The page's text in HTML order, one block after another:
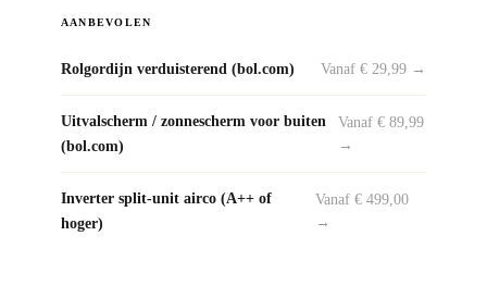
AANBEVOLEN
Rolgordijn verduisterend (bol.com) Vanaf € 29,99 →
Uitvalscherm / zonnescherm voor buiten
(bol.com)
Vanaf € 89,99
→
Inverter split-unit airco (A++ of
hoger)
Vanaf € 499,00
→